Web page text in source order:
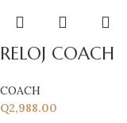
RELOJ COACH
COACH
Q2,988.00